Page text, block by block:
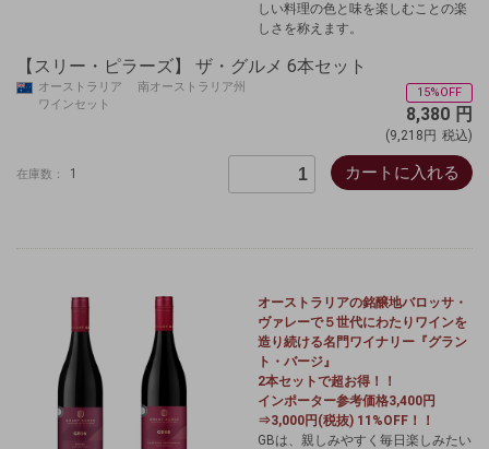
しい料理の色と味を楽しむことの楽
しさを称えます。
【スリー・ピラーズ】 ザ・グルメ 6本セット
オーストラリア 南オーストラリア州
ワインセット
15%OFF
8,380 円
(9,218円 税込)
在庫数： 1 カートに入れる
オーストラリアの銘醸地バロッサ・
ヴァレーで５世代にわたりワインを
造り続ける名門ワイナリー『グラン
ト・バージ』
2本セットで超お得！！
インポーター参考価格3,400円
⇒3,000円(税抜) 11%OFF！！
GBは、親しみやすく毎日楽しみたい